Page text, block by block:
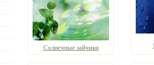
Солнечные зайчики